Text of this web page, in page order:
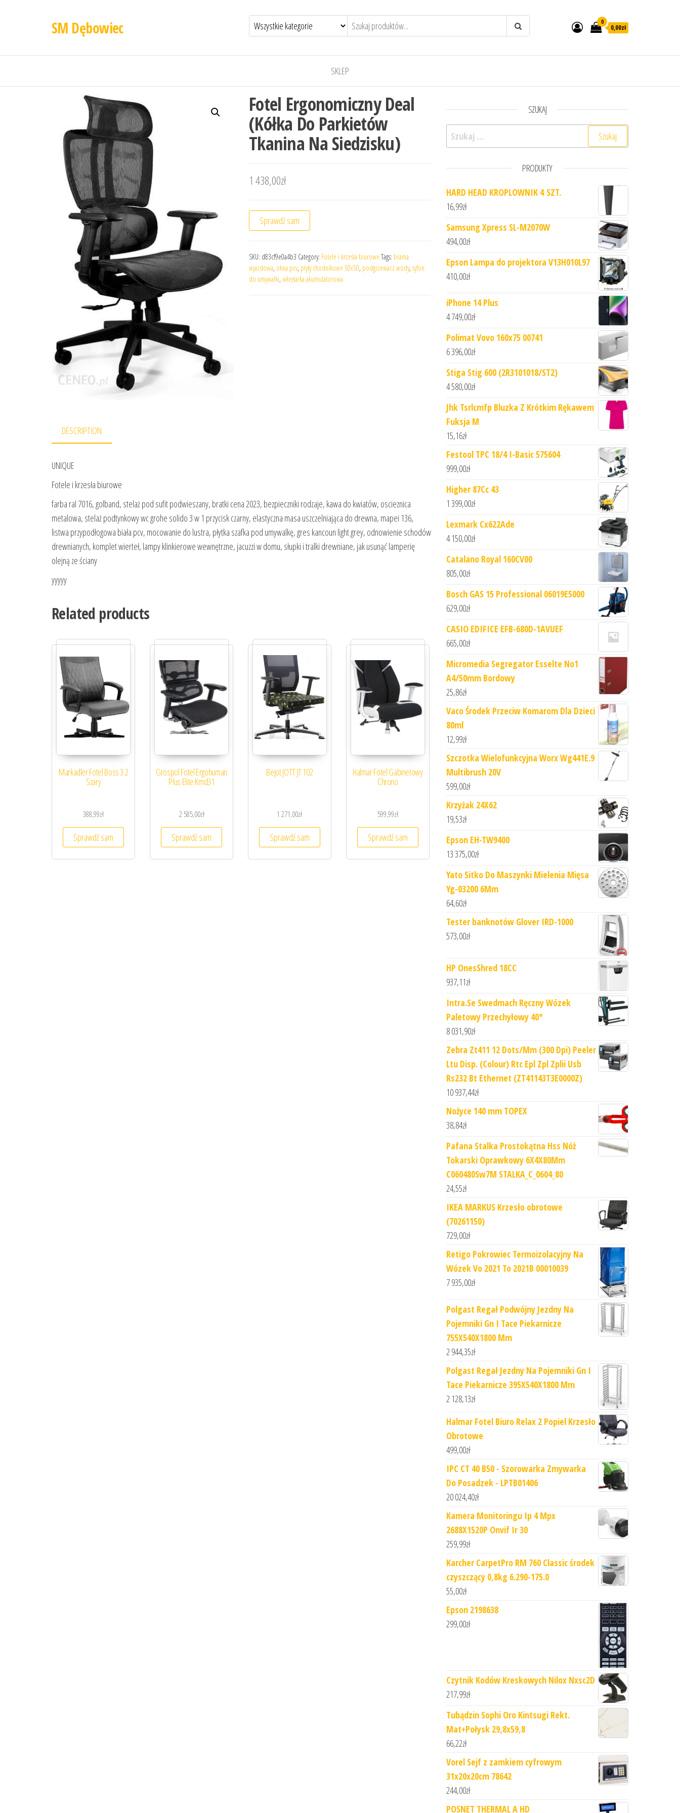
SM Dębowiec 0
0,00zł
SKLEP
Fotel Ergonomiczny Deal
(Kółka Do Parkietów
Tkanina Na Siedzisku)
1 438,00zł
Sprawdź sam
SKU: d83cf9e0a4b3 Category: Fotele i krzesła biurowe Tags: brama
wjazdowa, okna pcv, płyty chodnikowe 50x50, podgrzewacz wody, syfon
do umywalki, wkrętarka akumulatorowa
DESCRIPTION
UNIQUE
Fotele i krzesła biurowe
farba ral 7016, golband, stelaż pod sufit podwieszany, bratki cena 2023, bezpieczniki rodzaje, kawa do kwiatów, oscieznica
metalowa, stelaż podtynkowy wc grohe solido 3 w 1 przycisk czarny, elastyczna masa uszczelniająca do drewna, mapei 136,
listwa przypodłogowa biała pcv, mocowanie do lustra, płytka szafka pod umywalkę, gres kancoun light grey, odnowienie schodów
drewnianych, komplet wierteł, lampy klinkierowe wewnętrzne, jacuzzi w domu, słupki i tralki drewniane, jak usunąć lamperię
olejną ze ściany
yyyyy
Related products
Markadler Fotel Boss 3.2
Szary
388,99zł
Sprawdź sam
Grospol Fotel Ergohuman
Plus Elite Kmd31
2 585,00zł
Sprawdź sam
Bejot JOTT JT 102
1 271,00zł
Sprawdź sam
Halmar Fotel Gabinetowy
Chrono
599,99zł
Sprawdź sam
SZUKAJ
Szukaj:
PRODUKTY
HARD HEAD KROPLOWNIK 4 SZT.
16,99zł
Samsung Xpress SL-M2070W
494,00zł
Epson Lampa do projektora V13H010L97
410,00zł
iPhone 14 Plus
4 749,00zł
Polimat Vovo 160x75 00741
6 396,00zł
Stiga Stig 600 (2R3101018/ST2)
4 580,00zł
Jhk Tsrlcmfp Bluzka Z Krótkim Rękawem
Fuksja M
15,16zł
Festool TPC 18/4 I-Basic 575604
999,00zł
Higher 87Cc 43
1 399,00zł
Lexmark Cx622Ade
4 150,00zł
Catalano Royal 160CV00
805,00zł
Bosch GAS 15 Professional 06019E5000
629,00zł
CASIO EDIFICE EFB-680D-1AVUEF
665,00zł
Micromedia Segregator Esselte No1
A4/50mm Bordowy
25,86zł
Vaco Środek Przeciw Komarom Dla Dzieci
80ml
12,99zł
Szczotka Wielofunkcyjna Worx Wg441E.9
Multibrush 20V
599,00zł
Krzyżak 24X62
19,53zł
Epson EH-TW9400
13 375,00zł
Yato Sitko Do Maszynki Mielenia Mięsa
Yg-03200 6Mm
64,60zł
Tester banknotów Glover IRD-1000
573,00zł
HP OnesShred 18CC
937,11zł
Intra.Se Swedmach Ręczny Wózek
Paletowy Przechyłowy 40°
8 031,90zł
Zebra Zt411 12 Dots/Mm (300 Dpi) Peeler
Ltu Disp. (Colour) Rtc Epl Zpl Zplii Usb
Rs232 Bt Ethernet (ZT41143T3E0000Z)
10 937,44zł
Nożyce 140 mm TOPEX
38,84zł
Pafana Stalka Prostokątna Hss Nóż
Tokarski Oprawkowy 6X4X80Mm
C060480Sw7M STALKA_C_0604_80
24,55zł
IKEA MARKUS Krzesło obrotowe
(70261150)
729,00zł
Retigo Pokrowiec Termoizolacyjny Na
Wózek Vo 2021 To 2021B 00010039
7 935,00zł
Polgast Regał Podwójny Jezdny Na
Pojemniki Gn I Tace Piekarnicze
755X540X1800 Mm
2 944,35zł
Polgast Regał Jezdny Na Pojemniki Gn I
Tace Piekarnicze 395X540X1800 Mm
2 128,13zł
Halmar Fotel Biuro Relax 2 Popiel Krzesło
Obrotowe
499,00zł
IPC CT 40 B50 - Szorowarka Zmywarka
Do Posadzek - LPTB01406
20 024,40zł
Kamera Monitoringu Ip 4 Mpx
2688X1520P Onvif Ir 30
259,99zł
Karcher CarpetPro RM 760 Classic środek
czyszczący 0,8kg 6.290-175.0
55,00zł
Epson 2198638
299,00zł
Czytnik Kodów Kreskowych Nilox Nxsc2D
217,99zł
Tubądzin Sophi Oro Kintsugi Rekt.
Mat+Połysk 29,8x59,8
66,22zł
Vorel Sejf z zamkiem cyfrowym
31x20x20cm 78642
244,00zł
POSNET THERMAL A HD